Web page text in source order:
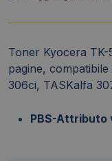
Toner Kyocera
pagine,
306ci, TASKalfa
PBS-Attributo